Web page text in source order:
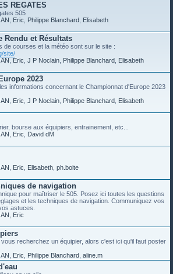
REGATES
505
Eric Philippe Blanchard Elisabeth
Rendu et Résultats
de courses et la météo sont sur le site :
site/
Eric J P Noclain Philippe Blanchard Elisabeth
2023
informations concernant le Championnat d'Europe 2023
Eric J P Noclain Philippe Blanchard Elisabeth
bourse aux équipiers, entrainement, etc...
Eric
David dM
Eric Elisabeth ph.boite
de navigation
pour maîtriser le 505. Posez ici toutes les questions
et les techniques de navigation. Communiquez vos
astuces.
Eric
recherchez un équipier, alors c'est ici qu'il faut poster
Eric Philippe Blanchard aline.m